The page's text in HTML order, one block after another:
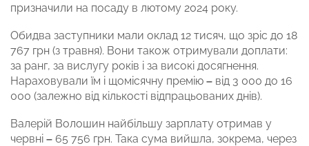
призначили на посаду в лютому 2024 року.
Обидва заступники мали оклад 12 тисяч, що зріс до 18
767 грн (з травня). Вони також отримували доплати:
за ранг, за вислугу років і за високі досягнення.
Нараховували їм і щомісячну премію – від 3 000 до 16
000 (залежно від кількості відпрацьованих днів).
Валерій Волошин найбільшу зарплату отримав у
червні – 65 756 грн. Така сума вийшла, зокрема, через